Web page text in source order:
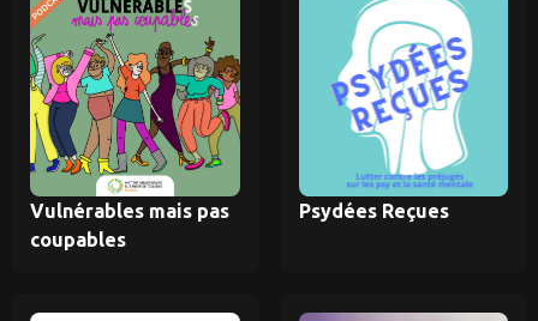
Vulnérables mais pas
coupables
Psydées Reçues